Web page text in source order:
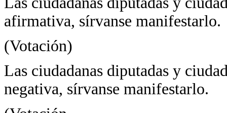
afirmativa, sírvanse manifestarlo.
(Votación)
Las ciudadanas diputadas y
negativa, sírvanse manifestarlo.